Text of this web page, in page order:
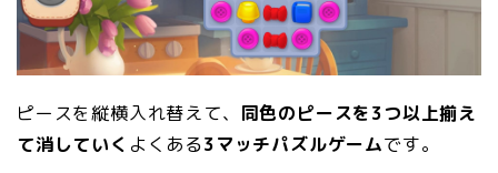
ピースを縦横入れ替えて、 同色のピースを3つ以上揃え
て消していく よくある3マッチパズルゲームです。